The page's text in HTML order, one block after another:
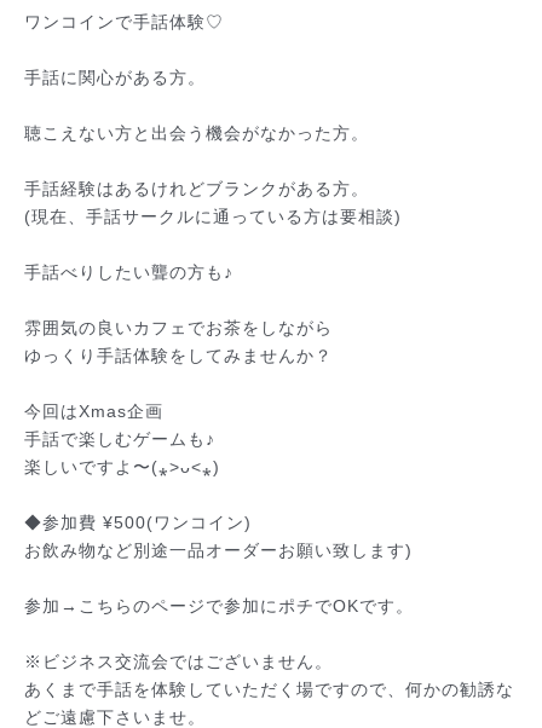
ワンコインで手話体験♡
手話に関心がある方。
聴こえない方と出会う機会がなかった方。
手話経験はあるけれどブランクがある方。
(現在、手話サークルに通っている方は要相談)
手話べりしたい聾の方も♪
雰囲気の良いカフェでお茶をしながら
ゆっくり手話体験をしてみませんか？
今回はXmas企画
手話で楽しむゲームも♪
楽しいですよ〜(⁎˃ᴗ˂⁎)
◆参加費 ¥500(ワンコイン)
お飲み物など別途一品オーダーお願い致します)
参加→こちらのページで参加にポチでOKです。
※ビジネス交流会ではございません。
あくまで手話を体験していただく場ですので、何かの勧誘な
どご遠慮下さいませ。